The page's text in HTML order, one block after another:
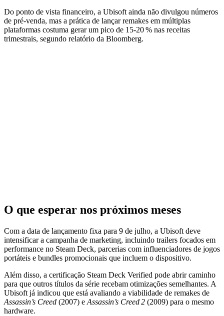
Do ponto de vista financeiro, a Ubisoft ainda não divulgou números
de pré‑venda, mas a prática de lançar remakes em múltiplas
plataformas costuma gerar um pico de 15‑20 % nas receitas
trimestrais, segundo relatório da Bloomberg.
O que esperar nos próximos meses
Com a data de lançamento fixa para 9 de julho, a Ubisoft deve
intensificar a campanha de marketing, incluindo trailers focados em
performance no Steam Deck, parcerias com influenciadores de jogos
portáteis e bundles promocionais que incluem o dispositivo.
Além disso, a certificação Steam Deck Verified pode abrir caminho
para que outros títulos da série recebam otimizações semelhantes. A
Ubisoft já indicou que está avaliando a viabilidade de remakes de
Assassin’s Creed (2007) e Assassin’s Creed 2 (2009) para o mesmo
hardware.